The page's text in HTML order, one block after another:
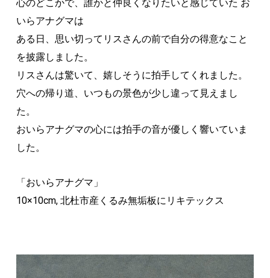
心のどこかで、誰かと仲良くなりたいと感じていた お
いらアナグマは
ある日、思い切ってリスさんの前で自分の得意なこと
を披露しました。
リスさんは驚いて、嬉しそうに拍手してくれました。
穴への帰り道、いつもの景色が少し違って見えまし
た。
おいらアナグマの心には拍手の音が優しく響いていま
した。
「おいらアナグマ」
10×10cm, 北杜市産くるみ無垢板にリキテックス